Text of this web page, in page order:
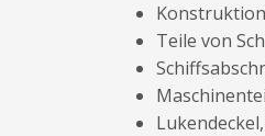
Teile von